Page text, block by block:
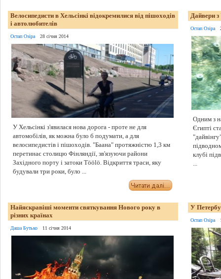
Велосипедисти в Хельсінкі відокремилися від пішоходів
і автолюбителів
Остап Озіра 28 січня 2014
У Хельсінкі з'явилася нова дорога - проте не для
автомобілів, як можна було б подумати, а для
велосипедистів і пішоходів. "Баана" протяжністю 1,3 км
перетинає столицю Фінляндії, зв'язуючи райони
Західного порту і затоки Töölö. Відкриття траси, яку
будували три роки, було ...
Дайвери з
Остап Озіра
Одним з
Єгипті
клубі
...
Найяскравіші моменти святкування Нового року в
різних країнах
Даша Бутько 11 січня 2014
У
Остап Озіра